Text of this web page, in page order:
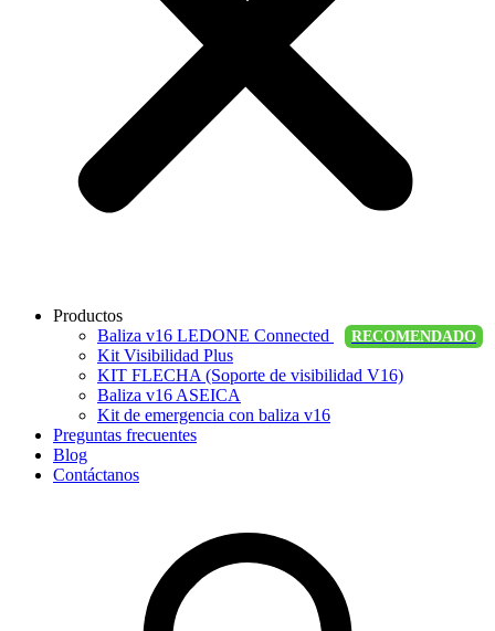
Productos
Baliza v16 LEDONE Connected
RECOMENDADO
Kit Visibilidad Plus
KIT FLECHA (Soporte de visibilidad V16)
Baliza v16 ASEICA
Kit de emergencia con baliza v16
Preguntas frecuentes
Blog
Contáctanos